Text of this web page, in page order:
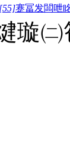
[55]蹇冨发闆呭
璇